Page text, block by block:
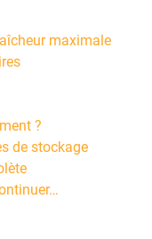
maximale
?
de stockage